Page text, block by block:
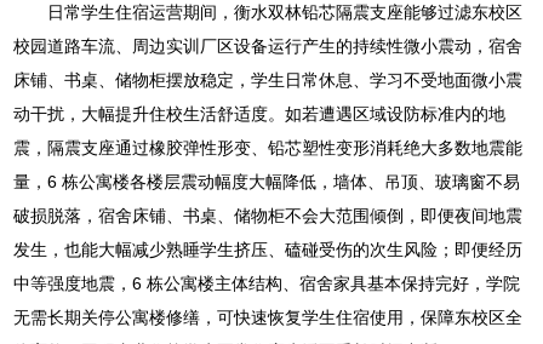
日常学生住宿运营期间，衡水双林铅芯隔震支座能够过滤东校区
校园道路车流、周边实训厂区设备运行产生的持续性微小震动，宿舍
床铺、书桌、储物柜摆放稳定，学生日常休息、学习不受地面微小震
动干扰，大幅提升住校生活舒适度。如若遭遇区域设防标准内的地
震，隔震支座通过橡胶弹性形变、铅芯塑性变形消耗绝大多数地震能
量，6 栋公寓楼各楼层震动幅度大幅降低，墙体、吊顶、玻璃窗不易
破损脱落，宿舍床铺、书桌、储物柜不会大范围倾倒，即便夜间地震
发生，也能大幅减少熟睡学生挤压、磕碰受伤的次生风险；即便经历
中等强度地震，6 栋公寓楼主体结构、宿舍家具基本保持完好，学院
无需长期关停公寓楼修缮，可快速恢复学生住宿使用，保障东校区全